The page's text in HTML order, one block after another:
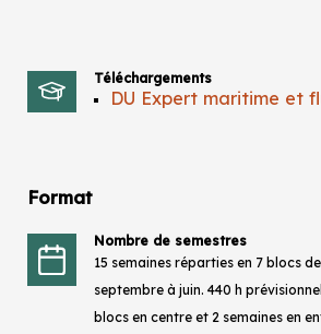
Téléchargements
DU Expert maritime et
Format
Nombre de semestres
15 semaines réparties en 7 blocs
septembre à juin. 440 h
blocs en centre et 2 semaines en